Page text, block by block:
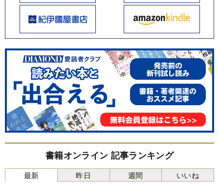
書籍オンライン 記事ランキング
最新 昨日 週間 いいね